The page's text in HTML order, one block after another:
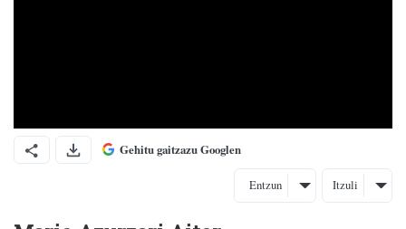
Gehitu gaitzazu Googlen
Entzun Itzuli